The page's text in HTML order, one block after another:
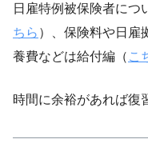
日雇特例被保険者につ
ちら ）、保険料や日雇
養費などは給付編（ こ
時間に余裕があれば復